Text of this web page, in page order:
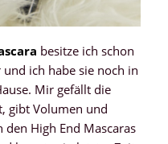
besitze ich schon
ich habe sie noch in
Mir gefällt die
gibt Volumen und
High End Mascaras